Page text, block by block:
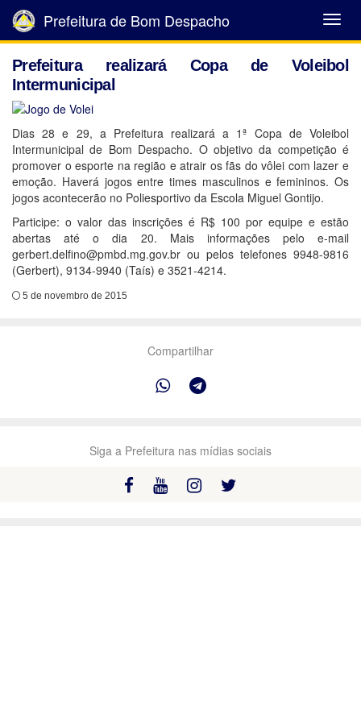
Abrir
Menu
Prefeitura de Bom Despacho
Prefeitura realizará Copa de Voleibol
Intermunicipal
Dias 28 e 29, a Prefeitura realizará a 1ª Copa de Voleibol
Intermunicipal de Bom Despacho. O objetivo da competição é
promover o esporte na região e atrair os fãs do vôlei com lazer e
emoção. Haverá jogos entre times masculinos e femininos. Os
jogos acontecerão no Poliesportivo da Escola Miguel Gontijo.
Participe: o valor das inscrições é R$ 100 por equipe e estão
abertas até o dia 20. Mais informações pelo e-mail
gerbert.delfino@pmbd.mg.gov.br ou pelos telefones 9948-9816
(Gerbert), 9134-9940 (Taís) e 3521-4214.
5 de novembro de 2015
Compartilhar
Siga a Prefeitura nas mídias sociais